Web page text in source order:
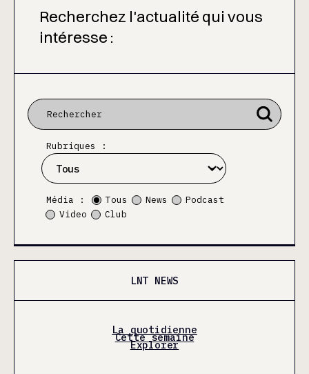
Recherchez l'actualité qui vous
intéresse :
Rubriques :
Média : Tous News
Podcast
Video
Club
LNT NEWS
La quotidienne
Cette semaine
Explorer